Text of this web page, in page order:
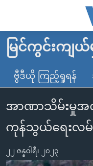
လွယ်ကူ
စေ
သည့်
များ
ပင်မ
သို့
မူလစာမျက်နှာ
မြန်မာ
ကမ္ဘာ့သတင်းများ
နိုင်ငံတကာ
အမေရိကန်
အစ္စရေး-ပါလက်စတိုင်း
ဗွီဒီယို
သတင်းလွတ်လပ်ခွင့်
ရပ်ဝန်းတခု လမ်းတခု အ
အင်္ဂလိပ်စာလေ့လာမယ်
မြင်ကွင်းကျယ်
ဗွီဒီယို ကြည့်ရှုရန်
အာဏာသိမ်းမှုအ
ကုန်သွယ်ရေးလ
၂၂ ဇန္နဝါရီ၊ ၂၀၂၃